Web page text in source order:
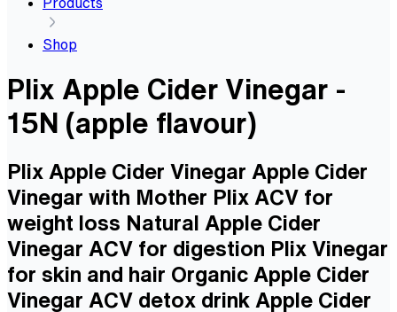
Shop
Plix Apple Cider Vinegar -
15N (apple flavour)
Plix Apple Cider Vinegar Apple Cider
Vinegar with Mother Plix ACV for
weight loss Natural Apple Cider
Vinegar ACV for digestion Plix Vinegar
for skin and hair Organic Apple Cider
Vinegar ACV detox drink Apple Cider